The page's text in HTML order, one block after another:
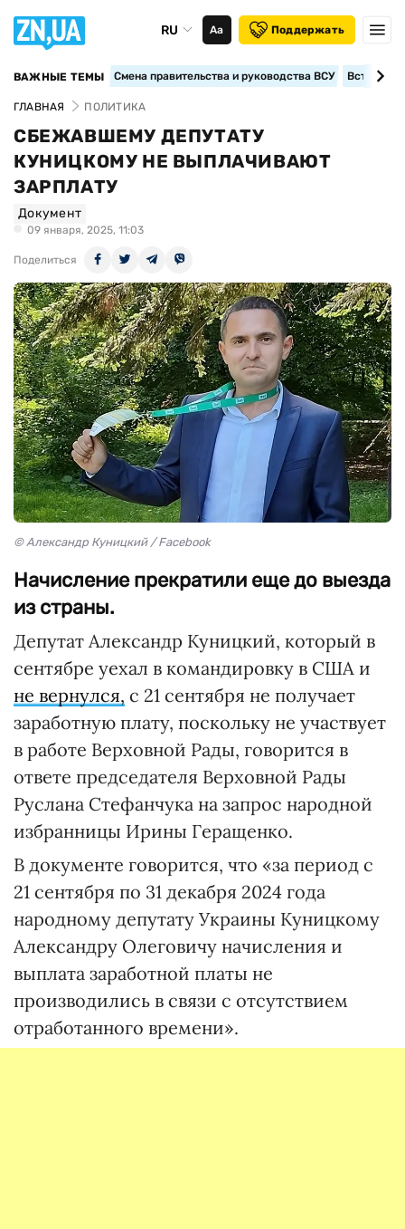
RU Аа Поддержать
ВАЖНЫЕ ТЕМЫ Смена правительства и руководства ВСУ
ГЛАВНАЯ ПОЛИТИКА
СБЕЖАВШЕМУ ДЕПУТАТУ
КУНИЦКОМУ НЕ ВЫПЛАЧИВАЮТ
ЗАРПЛАТУ
Документ
09 января, 2025, 11:03
Поделиться
© Александр Куницкий / Facebook
Начисление прекратили еще до выезда
из страны.
Депутат Александр Куницкий, который в
сентябре уехал в командировку в США и
не вернулся, с 21 сентября не получает
заработную плату, поскольку не участвует
в работе Верховной Рады, говорится в
ответе председателя Верховной Рады
Руслана Стефанчука на запрос народной
избранницы Ирины Геращенко.
В документе говорится, что «за период с
21 сентября по 31 декабря 2024 года
народному депутату Украины Куницкому
Александру Олеговичу начисления и
выплата заработной платы не
производились в связи с отсутствием
отработанного времени».